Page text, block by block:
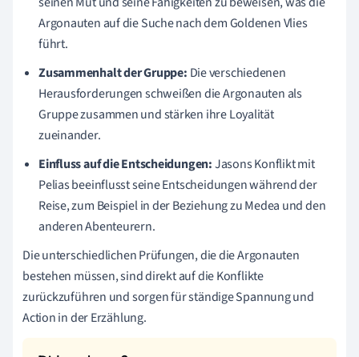
Argonauten auf die Suche nach dem Goldenen Vlies
führt.
Zusammenhalt der Gruppe: Die verschiedenen
Herausforderungen schweißen die Argonauten als
Gruppe zusammen und stärken ihre Loyalität
zueinander.
Einfluss auf die Entscheidungen:Jasons Konflikt mit
Pelias beeinflusst seine Entscheidungen während der
Reise, zum Beispiel in der Beziehung zu Medea und den
anderen Abenteurern.
Die unterschiedlichen Prüfungen, die die Argonauten
bestehen müssen, sind direkt auf die Konflikte
zurückzuführen und sorgen für ständige Spannung und
Action in der Erzählung.